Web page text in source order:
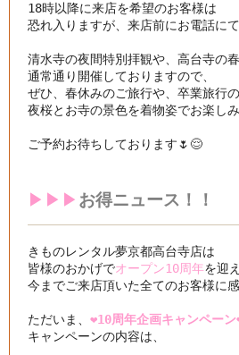
18時以降に来店を希望のお客様は
恐れ入りますが、来店前にお電話に
清水寺の夜間特別拝観や、高台寺の
通常通り開催しておりますので、
ぜひ、春休みのご旅行や、卒業旅行
夜桜とお寺の景色を着物姿でお楽し
ご予約お待ちしております🌷😌
▶︎▶︎▶︎ お得ニュース！！
きものレンタル夢京都高台寺店は
皆様のおかげでオープン10周年を迎
今までご来店頂いた全てのお客様に
ただいま、 ❤️10周年企画キャンペーン
キャンペーンの内容は、